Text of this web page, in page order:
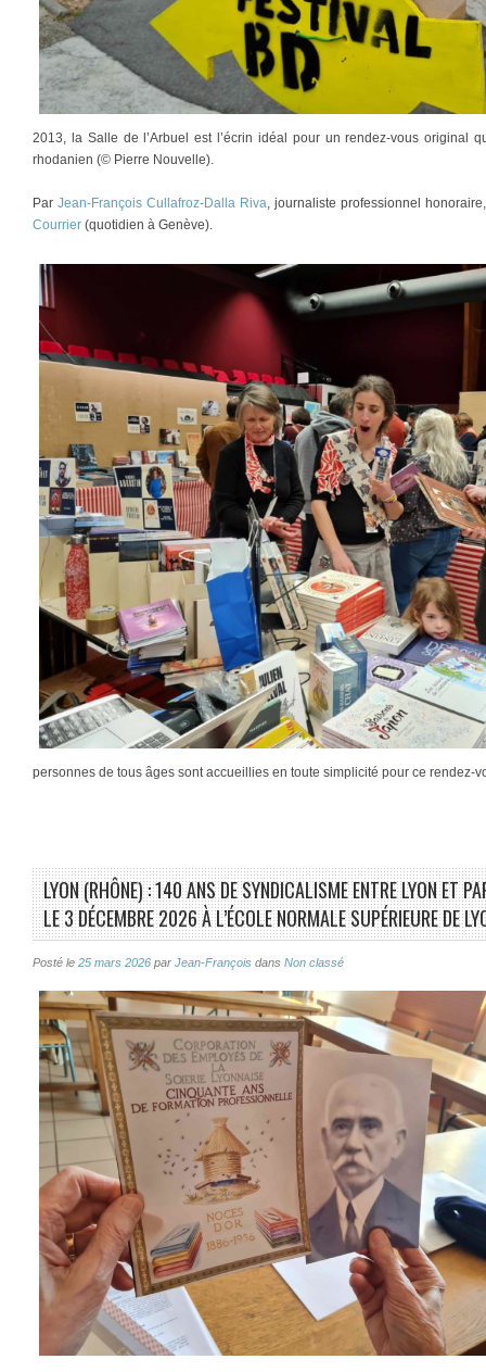
2013, la Salle de l’Arbuel est l’écrin idéal pour un rendez-vous original
rhodanien (© Pierre Nouvelle).
Par Jean-François Cullafroz-Dalla Riva, journaliste professionnel
Courrier (quotidien à Genève).
personnes de tous âges sont accueillies en toute simplicité pour ce
LYON (RHÔNE) : 140 ANS DE SYNDICALISME ENTRE LYON ET
LE 3 DÉCEMBRE 2026 À L’ÉCOLE NORMALE SUPÉRIEURE DE
Posté le 25 mars 2026 par Jean-François dans Non classé